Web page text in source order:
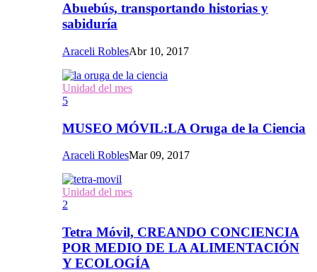
Abuebús, transportando historias y
sabiduría
Araceli RoblesAbr 10, 2017
Unidad del mes
5
MUSEO MÓVIL:LA Oruga de la Ciencia
Araceli RoblesMar 09, 2017
Unidad del mes
2
Tetra Móvil, CREANDO CONCIENCIA
POR MEDIO DE LA ALIMENTACIÓN
Y ECOLOGÍA